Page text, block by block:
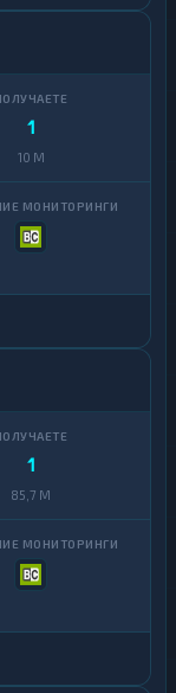
1
10 M
1
85,7 M